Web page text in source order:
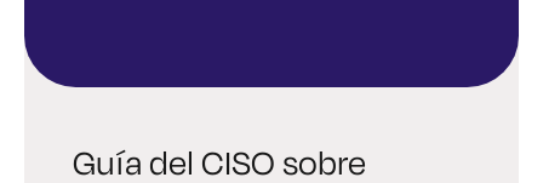
Guía del CISO sobre